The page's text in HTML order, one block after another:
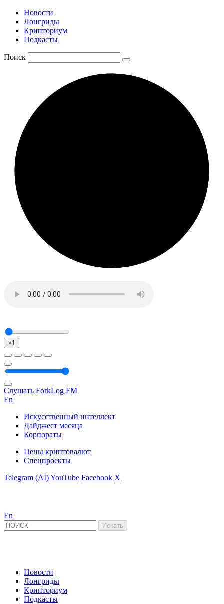
Новости
Лонгриды
Крипториум
Подкасты
Поиск
×1
Слушать ForkLog FM
En
Искусственный интеллект
Дайджест месяца
Корпораты
Цены криптовалют
Спецпроекты
Telegram (AI)YouTube Facebook X
En
Новости
Лонгриды
Крипториум
Подкасты